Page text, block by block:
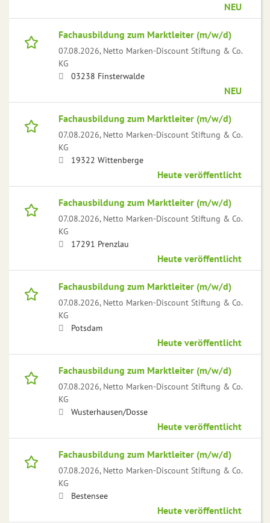
NEU
Fachausbildung zum Marktleiter (m/w/d)
07.08.2026, Netto Marken-Discount Stiftung & Co.
KG
03238 Finsterwalde
NEU
Fachausbildung zum Marktleiter (m/w/d)
07.08.2026, Netto Marken-Discount Stiftung & Co.
KG
19322 Wittenberge
Heute veröffentlicht
Fachausbildung zum Marktleiter (m/w/d)
07.08.2026, Netto Marken-Discount Stiftung & Co.
KG
17291 Prenzlau
Heute veröffentlicht
Fachausbildung zum Marktleiter (m/w/d)
07.08.2026, Netto Marken-Discount Stiftung & Co.
KG
Potsdam
Heute veröffentlicht
Fachausbildung zum Marktleiter (m/w/d)
07.08.2026, Netto Marken-Discount Stiftung & Co.
KG
Wusterhausen/Dosse
Heute veröffentlicht
Fachausbildung zum Marktleiter (m/w/d)
07.08.2026, Netto Marken-Discount Stiftung & Co.
KG
Bestensee
Heute veröffentlicht